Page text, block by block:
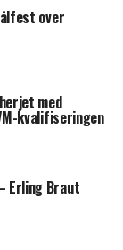
over
med
kvalifiseringen
Erling Braut